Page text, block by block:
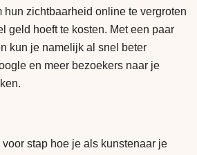
hun zichtbaarheid online te vergroten
geld hoeft te kosten. Met een paar
kun je namelijk al snel beter
en meer bezoekers naar je
voor stap hoe je als kunstenaar je